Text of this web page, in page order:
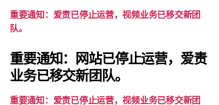
视
重要通知：爱责已停止运营，视频业务已移交新团
队。
重要通知：网站已停止运营，爱责
业务已移交新团队。
重要通知：爱责已停止运营，视频业务已移交新团